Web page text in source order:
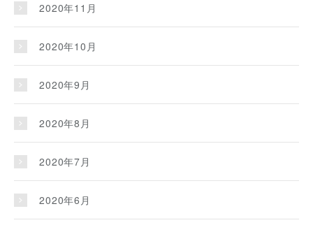
2020年11月
2020年10月
2020年9月
2020年8月
2020年7月
2020年6月